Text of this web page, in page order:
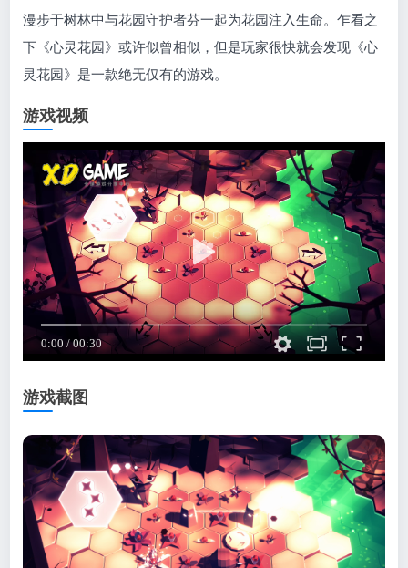
漫步于树林中与花园守护者芬一起为花园注入生命。乍看之
下《心灵花园》或许似曾相似，但是玩家很快就会发现《心
灵花园》是一款绝无仅有的游戏。
游戏视频
游戏截图